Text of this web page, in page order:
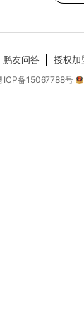
鹏友问答 授权加
ICP备15067788号